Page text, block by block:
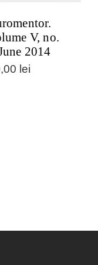
V, no.
2014
lei